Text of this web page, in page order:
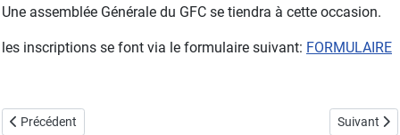
Une assemblée Générale du GFC se tiendra à cette occasion.
les inscriptions se font via le formulaire suivant: FORMULAIRE
Article précédent : 2022, Journée François Lacas
Précédent Article
Suivant